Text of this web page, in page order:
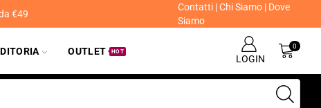
€49
Contatti|Chi Siamo| Dove
Siamo
OUTLET HOT
LOGIN
0